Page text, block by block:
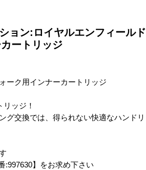
ョン:ロイヤルエンフィールド
ートリッジ
ーク用インナーカートリッジ
ッジ！
グ交換では、得られない快適なハンドリ
:997630】をお求め下さい